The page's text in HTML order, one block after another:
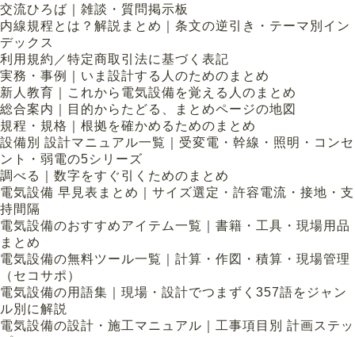
交流ひろば｜雑談・質問掲示板
内線規程とは？解説まとめ｜条文の逆引き・テーマ別イン
デックス
利用規約／特定商取引法に基づく表記
実務・事例｜いま設計する人のためのまとめ
新人教育｜これから電気設備を覚える人のまとめ
総合案内｜目的からたどる、まとめページの地図
規程・規格｜根拠を確かめるためのまとめ
設備別 設計マニュアル一覧｜受変電・幹線・照明・コンセ
ント・弱電の5シリーズ
調べる｜数字をすぐ引くためのまとめ
電気設備 早見表まとめ｜サイズ選定・許容電流・接地・支
持間隔
電気設備のおすすめアイテム一覧｜書籍・工具・現場用品
まとめ
電気設備の無料ツール一覧｜計算・作図・積算・現場管理
（セコサポ）
電気設備の用語集｜現場・設計でつまずく357語をジャン
ル別に解説
電気設備の設計・施工マニュアル｜工事項目別 計画ステッ